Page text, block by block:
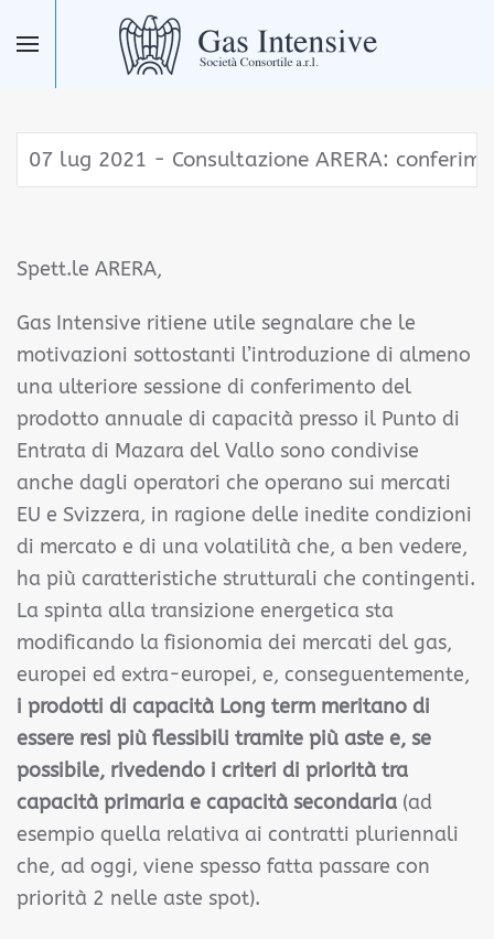
Skip to main content
07 lug 2021 - Consultazione ARERA:
Spett.le ARERA,
Gas Intensive ritiene utile segnalare che le
motivazioni sottostanti l’introduzione di almeno
una ulteriore sessione di conferimento del
prodotto annuale di capacità presso il Punto di
Entrata di Mazara del Vallo sono condivise
anche dagli operatori che operano sui mercati
EU e Svizzera, in ragione delle inedite condizioni
di mercato e di una volatilità che, a ben vedere,
ha più caratteristiche strutturali che contingenti.
La spinta alla transizione energetica sta
modificando la fisionomia dei mercati del gas,
europei ed extra-europei, e, conseguentemente,
i prodotti di capacità Long term meritano di
essere resi più flessibili tramite più aste e, se
possibile, rivedendo i criteri di priorità tra
capacità primaria e capacità secondaria (ad
esempio quella relativa ai contratti pluriennali
che, ad oggi, viene spesso fatta passare con
priorità 2 nelle aste spot).